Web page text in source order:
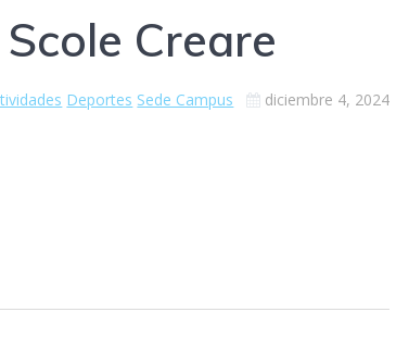
Creare
Deportes Sede Campus diciembre 4, 2024